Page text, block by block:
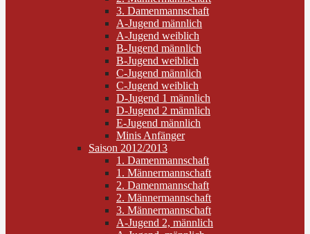
3. Damenmannschaft
A-Jugend männlich
A-Jugend weiblich
B-Jugend männlich
B-Jugend weiblich
C-Jugend männlich
C-Jugend weiblich
D-Jugend 1 männlich
D-Jugend 2 männlich
E-Jugend männlich
Minis Anfänger
Saison 2012/2013
1. Damenmannschaft
1. Männermannschaft
2. Damenmannschaft
2. Männermannschaft
3. Männermannschaft
A-Jugend 2, männlich